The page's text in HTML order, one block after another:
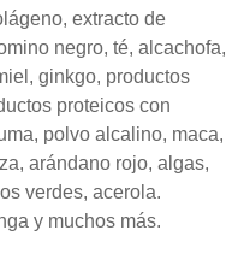
extracto de
negro, té, alcachofa,
ginkgo, productos
proteicos con
polvo alcalino, maca,
arándano rojo, algas,
verdes, acerola.
y muchos más.